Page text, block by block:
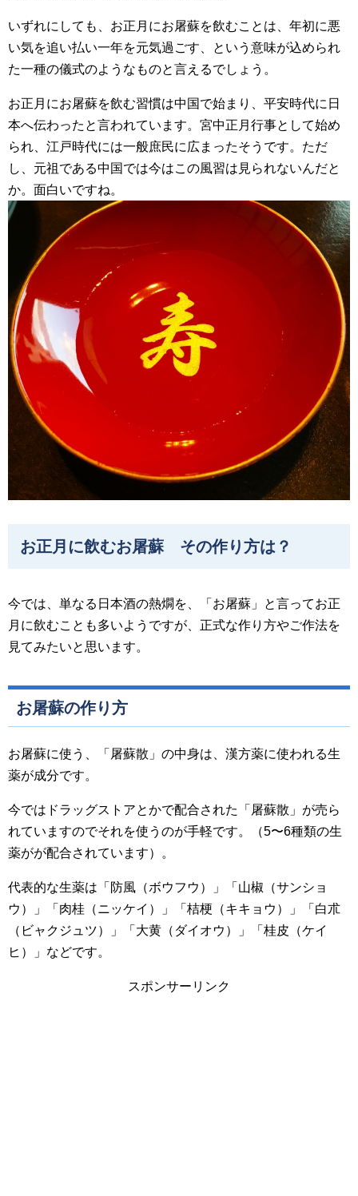
いずれにしても、お正月にお屠蘇を飲むことは、年初に悪
い気を追い払い一年を元気過ごす、という意味が込められ
た一種の儀式のようなものと言えるでしょう。
お正月にお屠蘇を飲む習慣は中国で始まり、平安時代に日
本へ伝わったと言われています。宮中正月行事として始め
られ、江戸時代には一般庶民に広まったそうです。ただ
し、元祖である中国では今はこの風習は見られないんだと
か。面白いですね。
お正月に飲むお屠蘇 その作り方は？
今では、単なる日本酒の熱燗を、「お屠蘇」と言ってお正
月に飲むことも多いようですが、正式な作り方やご作法を
見てみたいと思います。
お屠蘇の作り方
お屠蘇に使う、「屠蘇散」の中身は、漢方薬に使われる生
薬が成分です。
今ではドラッグストアとかで配合された「屠蘇散」が売ら
れていますのでそれを使うのが手軽です。（5〜6種類の生
薬がが配合されています）。
代表的な生薬は「防風（ボウフウ）」「山椒（サンショ
ウ）」「肉桂（ニッケイ）」「桔梗（キキョウ）」「白朮
（ビャクジュツ）」「大黄（ダイオウ）」「桂皮（ケイ
ヒ）」などです。
スポンサーリンク